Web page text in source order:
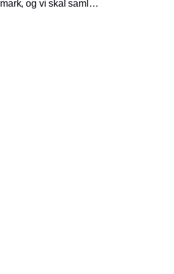
og vi skal samle